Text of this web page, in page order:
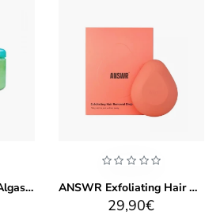
Guam Fanghi d'Alga Algascrub ANSWR Exfoliating Hair Removal Drop
29,90€